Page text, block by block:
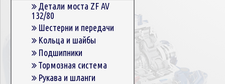
863
863.3
863.3E
864.5
Детали моста ZF AV
132/80
Шестерни и передачи
Кольца и шайбы
Подшипники
Тормозная система
Рукава и шланги